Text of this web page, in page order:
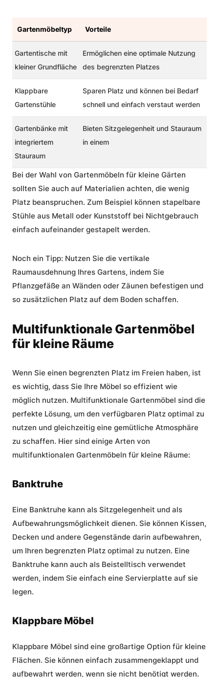
Gartenmöbeltyp Vorteile
Gartentische mit
kleiner Grundfläche
Ermöglichen eine optimale Nutzung
des begrenzten Platzes
Klappbare
Gartenstühle
Sparen Platz und können bei Bedarf
schnell und einfach verstaut werden
Gartenbänke mit
integriertem
Stauraum
Bieten Sitzgelegenheit und Stauraum
in einem
Bei der Wahl von Gartenmöbeln für kleine Gärten
sollten Sie auch auf Materialien achten, die wenig
Platz beanspruchen. Zum Beispiel können stapelbare
Stühle aus Metall oder Kunststoff bei Nichtgebrauch
einfach aufeinander gestapelt werden.
Noch ein Tipp: Nutzen Sie die vertikale
Raumausdehnung Ihres Gartens, indem Sie
Pflanzgefäße an Wänden oder Zäunen befestigen und
so zusätzlichen Platz auf dem Boden schaffen.
Multifunktionale Gartenmöbel
für kleine Räume
Wenn Sie einen begrenzten Platz im Freien haben, ist
es wichtig, dass Sie Ihre Möbel so effizient wie
möglich nutzen. Multifunktionale Gartenmöbel sind die
perfekte Lösung, um den verfügbaren Platz optimal zu
nutzen und gleichzeitig eine gemütliche Atmosphäre
zu schaffen. Hier sind einige Arten von
multifunktionalen Gartenmöbeln für kleine Räume:
Banktruhe
Eine Banktruhe kann als Sitzgelegenheit und als
Aufbewahrungsmöglichkeit dienen. Sie können Kissen,
Decken und andere Gegenstände darin aufbewahren,
um Ihren begrenzten Platz optimal zu nutzen. Eine
Banktruhe kann auch als Beistelltisch verwendet
werden, indem Sie einfach eine Servierplatte auf sie
legen.
Klappbare Möbel
Klappbare Möbel sind eine großartige Option für kleine
Flächen. Sie können einfach zusammengeklappt und
aufbewahrt werden, wenn sie nicht benötigt werden.